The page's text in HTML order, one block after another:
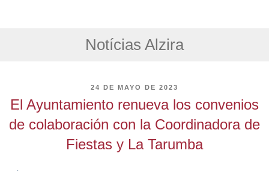
Notícias Alzira
PUBLICADO
24 DE MAYO DE 2023
El Ayuntamiento renueva los convenios
de colaboración con la Coordinadora de
Fiestas y La Tarumba